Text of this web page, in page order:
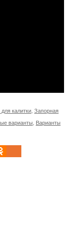
калитки Запорная
варианты Варианты